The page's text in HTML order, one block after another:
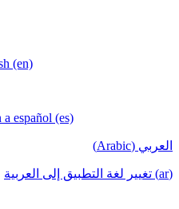
(en)
español (es)
العربي (Arabic)
(ar) تغيير لغة التطبيق إلى العربية